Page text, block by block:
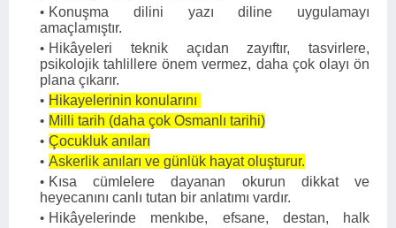
Konuşma dilini yazı diline uygulamayı
amaçlamıştır.
Hikâyeleri teknik açıdan zayıftır, tasvirlere,
psikolojik tah­lillere önem vermez, daha çok olayı ön
plana çıkarır.
Hikayelerinin konularını
Milli tarih (daha çok Osmanlı tarihi)
Çocukluk anıları
Askerlik anıları ve günlük hayat oluşturur.
Kısa cümlelere dayanan okurun dikkat ve
heyecanını canlı tutan bir anlatımı vardır.
Hikâyelerinde menkıbe, efsane, destan, halk